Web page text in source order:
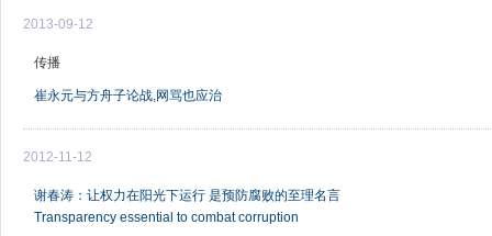
2013-09-12
传播
崔永元与方舟子论战,网骂也应治
2012-11-12
谢春涛：让权力在阳光下运行 是预防腐败的至理名言
Transparency essential to combat corruption